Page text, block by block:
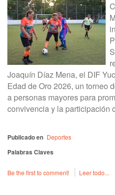
Joaquín Díaz Mena, el DIF
Edad de Oro 2026, un torneo
a personas mayores para
convivencia y la participación
Publicado en Deportes
Palabras Claves
Be the first to comment! Leer todo...